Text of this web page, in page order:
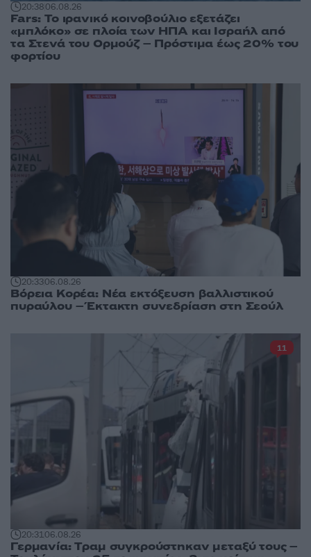
20:3806.08.26
Fars: Το ιρανικό κοινοβούλιο εξετάζει
«μπλόκο» σε πλοία των ΗΠΑ και Ισραήλ από
τα Στενά του Ορμούζ – Πρόστιμα έως 20% του
φορτίου
20:3306.08.26
Βόρεια Κορέα: Νέα εκτόξευση βαλλιστικού
πυραύλου – Έκτακτη συνεδρίαση στη Σεούλ
20:3106.08.26
Γερμανία: Tραμ συγκρούστηκαν μεταξύ τους –
11